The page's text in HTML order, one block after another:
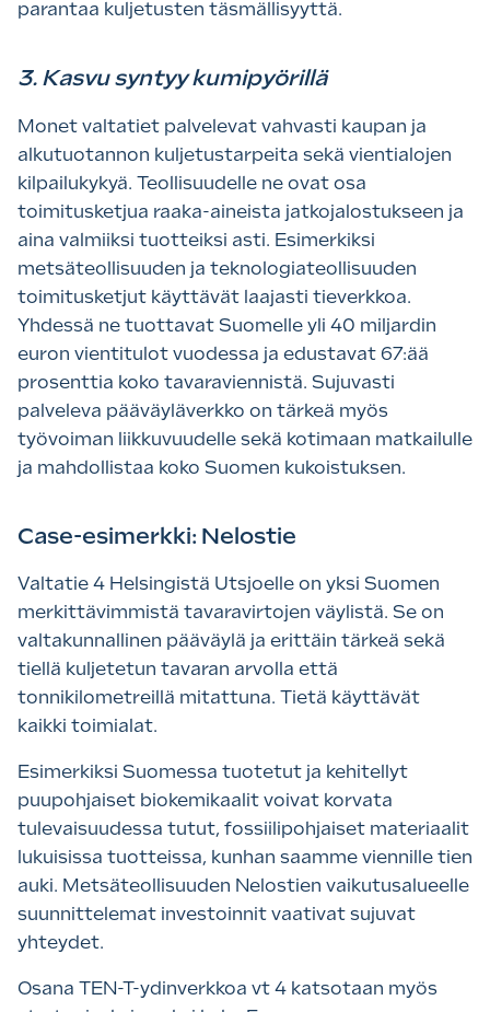
parantaa kuljetusten täsmällisyyttä.
3. Kasvu syntyy kumipyörillä
Monet valtatiet palvelevat vahvasti kaupan ja
alkutuotannon kuljetustarpeita sekä vientialojen
kilpailukykyä. Teollisuudelle ne ovat osa
toimitusketjua raaka-aineista jatkojalostukseen ja
aina valmiiksi tuotteiksi asti. Esimerkiksi
metsäteollisuuden ja teknologiateollisuuden
toimitusketjut käyttävät laajasti tieverkkoa.
Yhdessä ne tuottavat Suomelle yli 40 miljardin
euron vientitulot vuodessa ja edustavat 67:ää
prosenttia koko tavaraviennistä. Sujuvasti
palveleva pääväyläverkko on tärkeä myös
työvoiman liikkuvuudelle sekä kotimaan matkailulle
ja mahdollistaa koko Suomen kukoistuksen.
Case-esimerkki: Nelostie
Valtatie 4 Helsingistä Utsjoelle on yksi Suomen
merkittävimmistä tavaravirtojen väylistä. Se on
valtakunnallinen pääväylä ja erittäin tärkeä sekä
tiellä kuljetetun tavaran arvolla että
tonnikilometreillä mitattuna. Tietä käyttävät
kaikki toimialat.
Esimerkiksi Suomessa tuotetut ja kehitellyt
puupohjaiset biokemikaalit voivat korvata
tulevaisuudessa tutut, fossiilipohjaiset materiaalit
lukuisissa tuotteissa, kunhan saamme viennille tien
auki. Metsäteollisuuden Nelostien vaikutusalueelle
suunnittelemat investoinnit vaativat sujuvat
yhteydet.
Osana TEN-T-ydinverkkoa vt 4 katsotaan myös